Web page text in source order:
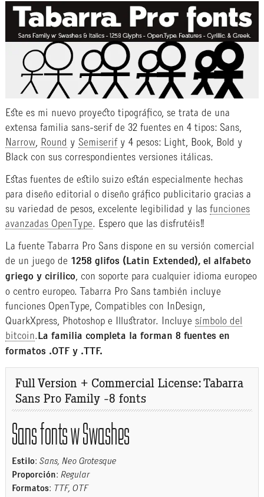
Este es mi nuevo proyecto tipográfico, se trata de una
extensa familia sans-serif de 32 fuentes en 4 tipos: Sans,
Narrow, Round y Semiserify 4 pesos: Light, Book, Bold y
Black con sus correspondientes versiones itálicas.
Estas fuentes de estilo suizo están especialmente hechas
para diseño editorial o diseño gráfico publicitario gracias a
su variedad de pesos, excelente legibilidad y las funciones
avanzadas OpenType. Espero que las disfrutéis!!
La fuente Tabarra Pro Sans dispone en su versión comercial
de un juego de 1258 glifos (Latin Extended), el alfabeto
griego y cirílico, con soporte para cualquier idioma europeo
o centro europeo. Tabarra Pro Sans también incluye
funciones OpenType, Compatibles con InDesign,
QuarkXpress, Photoshop e Illustrator. Incluye símbolo del
bitcoin.La familia completa la forman 8 fuentes en
formatos .OTF y .TTF.
Full Version + Commercial License: Tabarra
Sans Pro Family -8 fonts
Sans fonts w Swashes
Estilo: Sans, Neo Grotesque
Proporción: Regular
Formatos: TTF, OTF